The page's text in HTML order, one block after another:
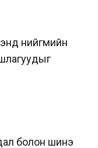
нийгмийн
болон шинэ